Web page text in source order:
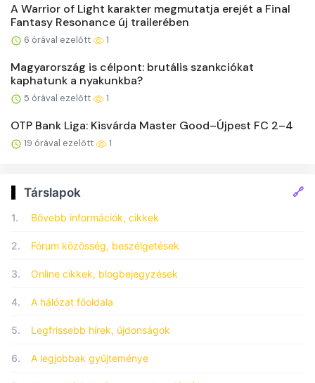
A Warrior of Light karakter megmutatja erejét a Final
Fantasy Resonance új trailerében
6 órával ezelőtt 1
Magyarország is célpont: brutális szankciókat
kaphatunk a nyakunkba?
5 órával ezelőtt 1
OTP Bank Liga: Kisvárda Master Good–Újpest FC 2–4
19 órával ezelőtt 1
Társlapok 🔗
1. Bővebb információk, cikkek
2. Fórum közösség, beszélgetések
3. Online cikkek, blogbejegyzések
4. A hálózat főoldala
5. Legfrissebb hírek, újdonságok
6. A legjobbak gyűjteménye